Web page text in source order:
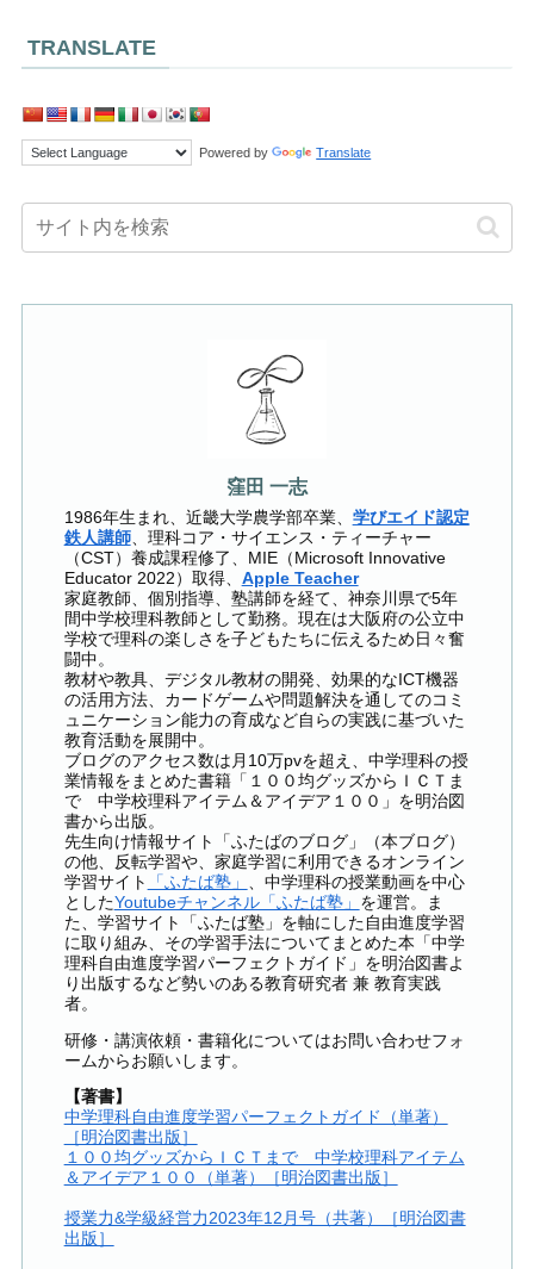
TRANSLATE
Powered by Translate
窪田 一志
1986年生まれ、近畿大学農学部卒業、 学びエイド認定
鉄人講師、理科コア・サイエンス・ティーチャー
（CST）養成課程修了、MIE（Microsoft Innovative
Educator 2022）取得、 Apple Teacher
家庭教師、個別指導、塾講師を経て、神奈川県で5年
間中学校理科教師として勤務。現在は大阪府の公立中
学校で理科の楽しさを子どもたちに伝えるため日々奮
闘中。
教材や教具、デジタル教材の開発、効果的なICT機器
の活用方法、カードゲームや問題解決を通してのコミ
ュニケーション能力の育成など自らの実践に基づいた
教育活動を展開中。
ブログのアクセス数は月10万pvを超え、中学理科の授
業情報をまとめた書籍「１００均グッズからＩＣＴま
で 中学校理科アイテム＆アイデア１００」を明治図
書から出版。
先生向け情報サイト「ふたばのブログ」（本ブログ）
の他、反転学習や、家庭学習に利用できるオンライン
学習サイト
「ふたば塾」 、中学理科の授業動画を中心
としたYoutubeチャンネル「ふたば塾」 を運営。ま
た、学習サイト「ふたば塾」を軸にした自由進度学習
に取り組み、その学習手法についてまとめた本「中学
理科自由進度学習パーフェクトガイド」を明治図書よ
り出版するなど勢いのある教育研究者 兼 教育実践
者。
研修・講演依頼・書籍化についてはお問い合わせフォ
ームからお願いします。
【著書】
中学理科自由進度学習パーフェクトガイド（単著）
［明治図書出版］
１００均グッズからＩＣＴまで 中学校理科アイテム
＆アイデア１００（単著）［明治図書出版］
授業力&学級経営力2023年12月号（共著）［明治図書
出版］